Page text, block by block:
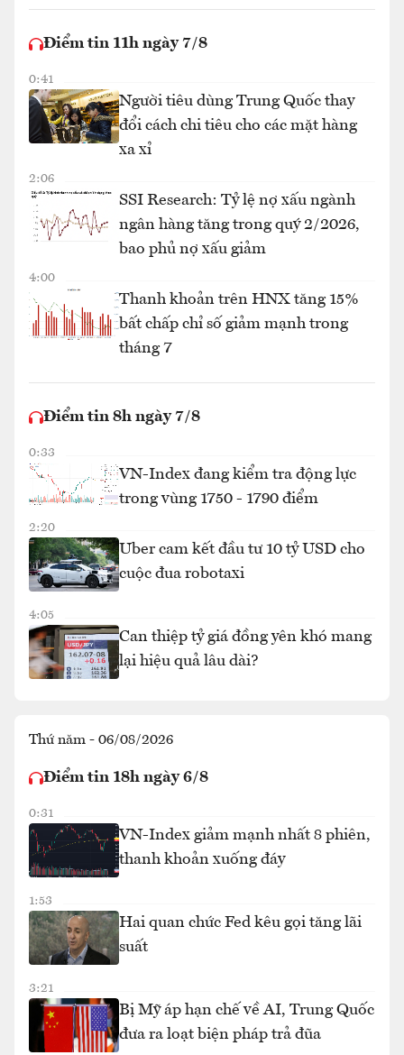
Điểm tin 11h ngày 7/8
0:41
Người tiêu dùng Trung Quốc thay
đổi cách chi tiêu cho các mặt hàng
xa xỉ
2:06
SSI Research: Tỷ lệ nợ xấu ngành
ngân hàng tăng trong quý 2/2026,
bao phủ nợ xấu giảm
4:00
Thanh khoản trên HNX tăng 15%
bất chấp chỉ số giảm mạnh trong
tháng 7
Điểm tin 8h ngày 7/8
0:33
VN-Index đang kiểm tra động lực
trong vùng 1750 - 1790 điểm
2:20
Uber cam kết đầu tư 10 tỷ USD cho
cuộc đua robotaxi
4:05
Can thiệp tỷ giá đồng yên khó mang
lại hiệu quả lâu dài?
Thứ năm - 06/08/2026
Điểm tin 18h ngày 6/8
0:31
VN-Index giảm mạnh nhất 8 phiên,
thanh khoản xuống đáy
1:53
Hai quan chức Fed kêu gọi tăng lãi
suất
3:21
Bị Mỹ áp hạn chế về AI, Trung Quốc
đưa ra loạt biện pháp trả đũa